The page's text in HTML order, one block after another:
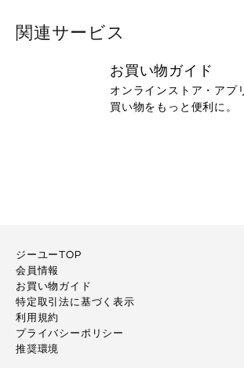
関連サービス
お買い物ガイド
オンラインストア・アプ
買い物をもっと便利に。
ジーユーTOP
会員情報
お買い物ガイド
特定取引法に基づく表示
利用規約
プライバシーポリシー
推奨環境